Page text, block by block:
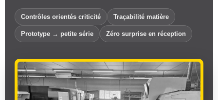
Contrôles orientés criticité Traçabilité matière
Prototype → petite série Zéro surprise en réception